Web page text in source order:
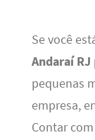
Se você
Andaraí RJ
pequenas
empresa,
Contar